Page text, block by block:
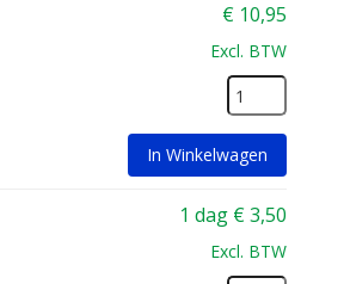
€ 10,95
Excl. BTW
In Winkelwagen
1 dag €3,50
Excl. BTW